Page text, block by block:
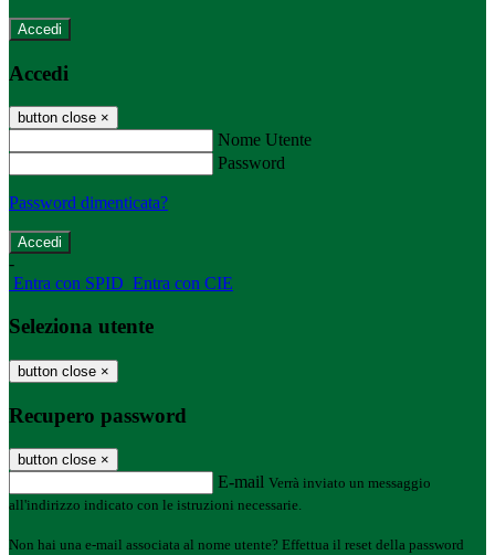
Accedi
Accedi
button close ×
Nome Utente
Password
Password dimenticata?
-
Entra con SPID Entra con CIE
Seleziona utente
button close ×
Recupero password
button close ×
E-mail Verrà inviato un messaggio
all'indirizzo indicato con le istruzioni necessarie.
Non hai una e-mail associata al nome utente? Effettua il reset della password